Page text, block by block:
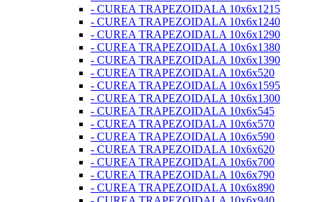
- CUREA TRAPEZOIDALA 10x6x1215
- CUREA TRAPEZOIDALA 10x6x1240
- CUREA TRAPEZOIDALA 10x6x1290
- CUREA TRAPEZOIDALA 10x6x1380
- CUREA TRAPEZOIDALA 10x6x1390
- CUREA TRAPEZOIDALA 10x6x520
- CUREA TRAPEZOIDALA 10x6x1595
- CUREA TRAPEZOIDALA 10x6x1300
- CUREA TRAPEZOIDALA 10x6x545
- CUREA TRAPEZOIDALA 10x6x570
- CUREA TRAPEZOIDALA 10x6x590
- CUREA TRAPEZOIDALA 10x6x620
- CUREA TRAPEZOIDALA 10x6x700
- CUREA TRAPEZOIDALA 10x6x790
- CUREA TRAPEZOIDALA 10x6x890